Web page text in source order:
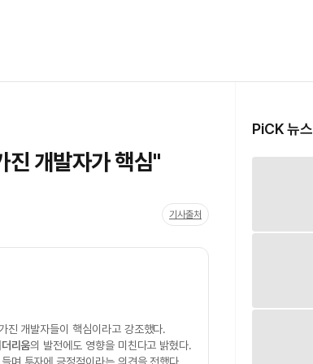
진 개발자가 핵심"
기사출처
진 개발자들이 핵심이라고 강조했다.
리움의 발전에도 영향을 미친다고 밝혔다.
PiCK 뉴스